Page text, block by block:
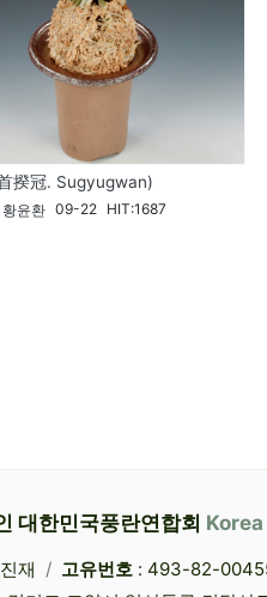
揆冠. Sugyugwan)
황윤환 09-22 HIT:1687
대한민국풍란연합회
재 고유번호 : 493-82-